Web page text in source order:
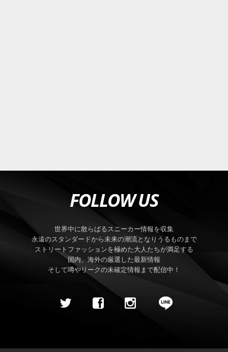
FOLLOW US
世界中に散らばるスニーカー情報を収集
永遠のスタンダードから未来の潮流となりうるものまで
ストリートファッションを極めた大人たちが満足する
国内、海外の厳選した最新情報
そして噂やリークの未確定情報まで配信中！